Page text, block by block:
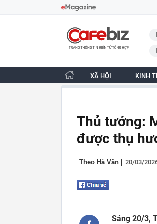
CafeBiz - Trang chủ
XÃ HỘI KINH
Thủ tướng:
được thụ
Theo Hà Văn 20/03/
Sáng 20/3,